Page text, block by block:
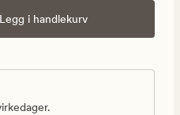
Legg i handlekurv